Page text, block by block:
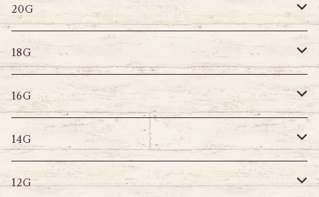
その他
20G
18G
16G
はめ込みタイプ
ポストピアス
リングピアス
その他
20G
キャプティブリング
ラブレット
18G
キャプティブリング
ストレートバーベル
デザインバーベル
ラブレット
16G
キャプティブリング
ストレートバーベル
14G
キャプティブリング
12G